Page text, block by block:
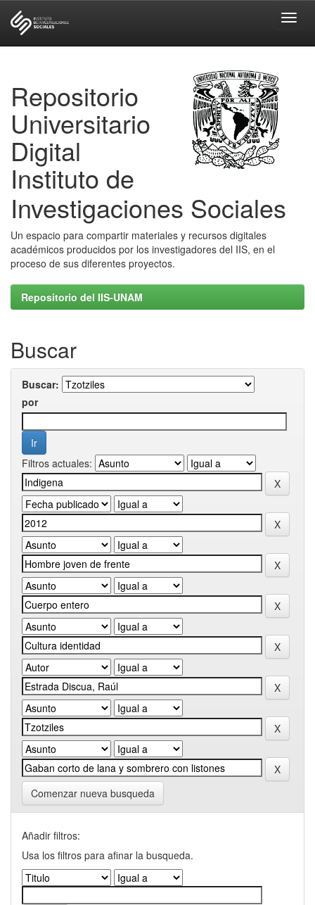
Repositorio
Universitario
Digital
Instituto de
Investigaciones Sociales
Un espacio para compartir materiales y recursos digitales
académicos producidos por los investigadores del IIS, en el
proceso de sus diferentes proyectos.
Repositorio del IIS-UNAM
Buscar
Buscar:
por
Filtros actuales:
Comenzar nueva busqueda
Añadir filtros:
Usa los filtros para afinar la busqueda.